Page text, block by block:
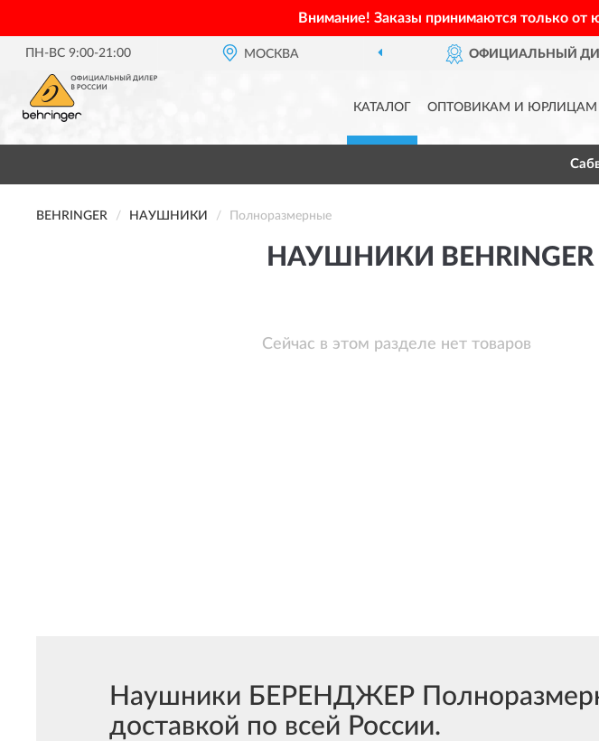
Внимание! Заказы принимаются только от
ПН-ВС 9:00-21:00 МОСКВА ОФИЦИАЛЬНЫЙ
КАТАЛОГ ОПТОВИКАМ И ЮРЛИЦАМ
BEHRINGER НАУШНИКИ Полноразмерные
НАУШНИКИ
Сейчас в этом разделе нет товаров
Наушники БЕРЕНДЖЕР
доставкой по всей России.